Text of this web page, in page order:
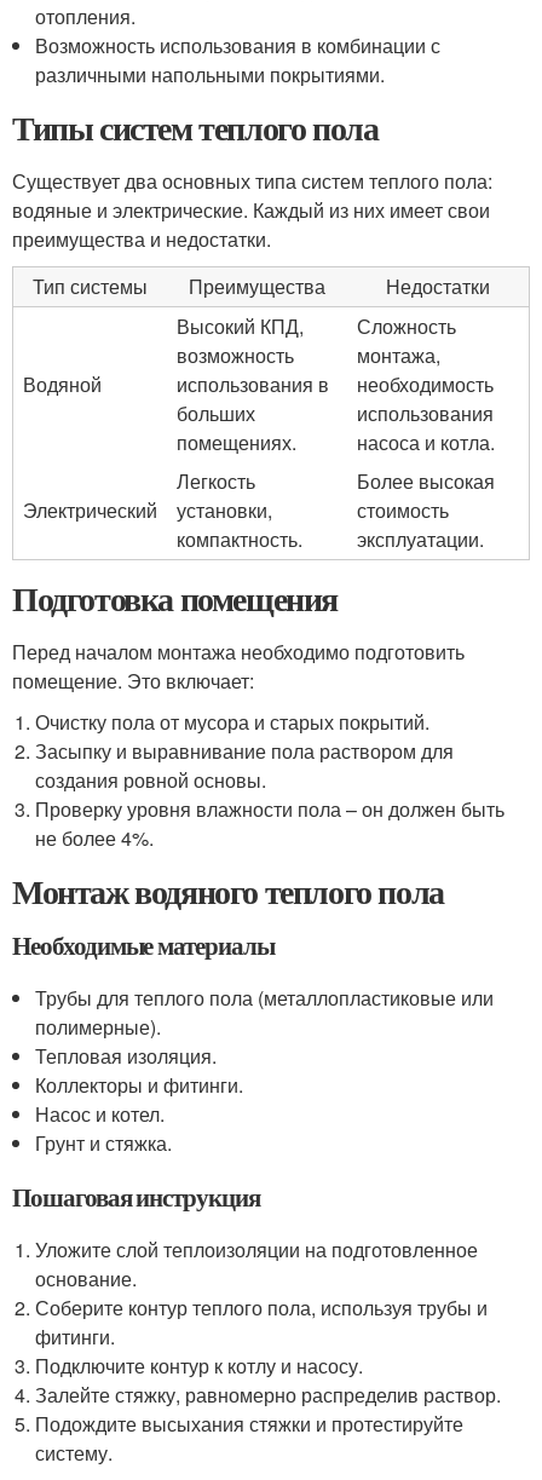
отопления.
Возможность использования в комбинации с
различными напольными покрытиями.
Типы систем теплого пола
Существует два основных типа систем теплого пола:
водяные и электрические. Каждый из них имеет свои
преимущества и недостатки.
Тип системы
Преимущества Недостатки
Водяной
Высокий КПД,
возможность
использования в
больших
помещениях.
Сложность
монтажа,
необходимость
использования
насоса и котла.
Электрический
Легкость
установки,
компактность.
Более высокая
стоимость
эксплуатации.
Подготовка помещения
Перед началом монтажа необходимо подготовить
помещение. Это включает:
Очистку пола от мусора и старых покрытий.
Засыпку и выравнивание пола раствором для
создания ровной основы.
Проверку уровня влажности пола – он должен быть
не более 4%.
Монтаж водяного теплого пола
Необходимые материалы
Трубы для теплого пола (металлопластиковые или
полимерные).
Тепловая изоляция.
Коллекторы и фитинги.
Насос и котел.
Грунт и стяжка.
Пошаговая инструкция
Уложите слой теплоизоляции на подготовленное
основание.
Соберите контур теплого пола, используя трубы и
фитинги.
Подключите контур к котлу и насосу.
Залейте стяжку, равномерно распределив раствор.
Подождите высыхания стяжки и протестируйте
систему.